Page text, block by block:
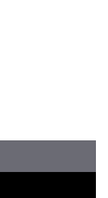
PIN Button